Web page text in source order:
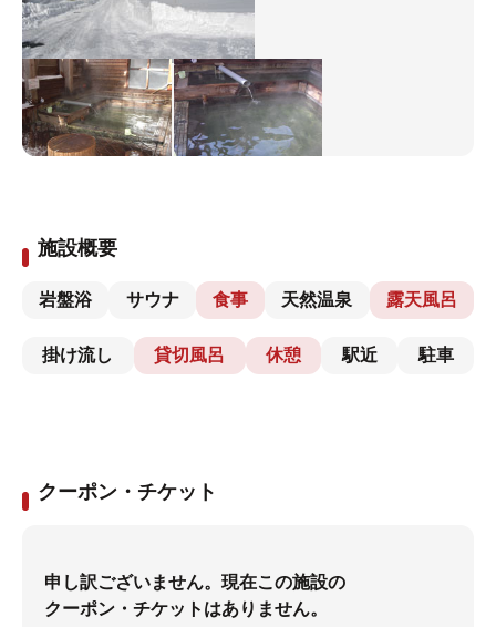
施設概要
岩盤浴 サウナ 食事 天然温泉 露天風呂
掛け流し 貸切風呂 休憩 駅近 駐車
クーポン・チケット
申し訳ございません。現在この施設の
クーポン・チケットはありません。